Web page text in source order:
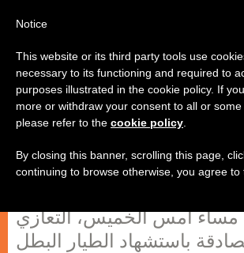
في الأردن يقدمون
العزاء بالشهيد الكساسبة
مساء أمس الخميس، التعازي
باستشهاد الطيار البطل
Notice
This website or its third party tools use
necessary to its functioning and required to
purposes illustrated in the cookie policy. If
more or withdraw your consent to all or some
please refer to the cookie policy
By closing this banner, scrolling this page,
continuing to browse otherwise, you agree to